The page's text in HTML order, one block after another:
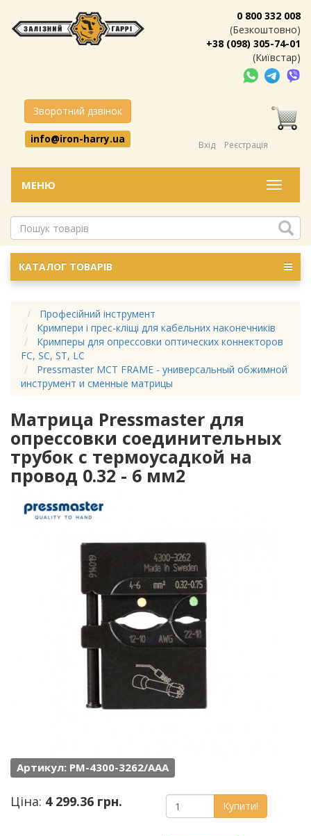
0 800 332 008
(Безкоштовно)
+38 (098) 305-74-01
(Київстар)
Зворотний дзвінок
info@iron-harry.ua
Вхід Реєстрація
Меню
МЕНЮ
КАТАЛОГ ТОВАРІВ
Професійний інструмент
Кримпери і прес-кліщі для кабельних наконечників
Кримперы для опрессовки оптических коннекторов
FC, SC, ST, LC
Pressmaster MCT FRAME - универсальный обжимной
инструмент и сменные матрицы
Матрица Pressmaster для
опрессовки соединительных
трубок с термоусадкой на
провод 0.32 - 6 мм2
Артикул: PM-4300-3262/AAA
Ціна: 4 299.36 грн. Купити!